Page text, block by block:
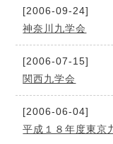
[2006-09-24]
神奈川九学会
[2006-07-15]
関西九学会
[2006-06-04]
平成１８年度東京